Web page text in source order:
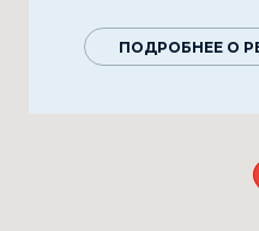
ПОДРОБНЕЕ О